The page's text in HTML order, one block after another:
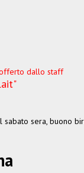
dallo staff
sera, buono